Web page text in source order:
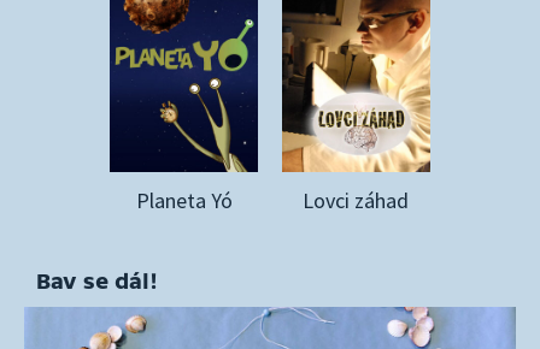
Planeta Yó Lovci záhad
Bav se dál!